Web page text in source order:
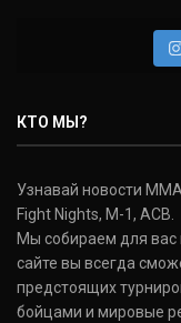
КТО МЫ?
Узнавай новости
Fight Nights, M-1, ACB.
Мы собираем для
сайте вы всегда
предстоящих
бойцами и мировые